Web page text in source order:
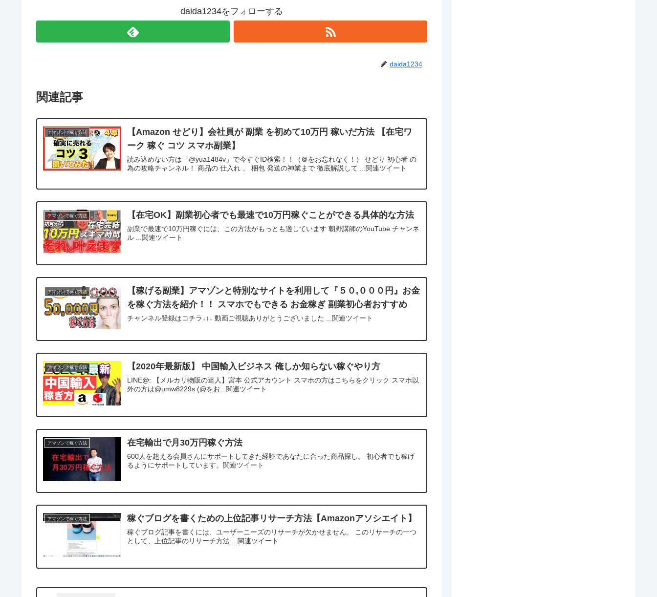
daida1234をフォローする
daida1234
関連記事
アマゾンで稼ぐ方法
【Amazon せどり】会社員が 副業 を初めて10万円 稼いだ方法 【在宅ワ
ーク 稼ぐ コツ スマホ副業】
読み込めない方は「@yua1484v」で今すぐID検索！！（＠をお忘れなく！） せどり 初心者 の
為の攻略チャンネル！ 商品の 仕入れ 、 梱包 発送の神業まで 徹底解説して ...関連ツイート
アマゾンで稼ぐ方法 【在宅OK】副業初心者でも最速で10万円稼ぐことができる具体的な方法
副業で最速で10万円稼ぐには、この方法がもっとも適しています 朝野講師のYouTube チャンネ
ル ...関連ツイート
アマゾンで稼ぐ方法
【稼げる副業】アマゾンと特別なサイトを利用して『５０,０００円』お金
を稼ぐ方法を紹介！！ スマホでもできる お金稼ぎ 副業初心者おすすめ
チャンネル登録はコチラ↓↓↓ 動画ご視聴ありがとうございました ...関連ツイート
アマゾンで稼ぐ方法 【2020年最新版】 中国輸入ビジネス 俺しか知らない稼ぐやり方
LINE@: 【メルカリ物販の達人】宮本 公式アカウント スマホの方はこちらをクリック スマホ以
外の方は@umw8229s (@をお...関連ツイート
アマゾンで稼ぐ方法 在宅輸出で月30万円稼ぐ方法
600人を超える会員さんにサポートしてきた経験であなたに合った商品探し。 初心者でも稼げ
るようにサポートしています。関連ツイート
アマゾンで稼ぐ方法 稼ぐブログを書くための上位記事リサーチ方法【Amazonアソシエイト】
稼ぐブログ記事を書くには、ユーザーニーズのリサーチが欠かせません。 このリサーチの一つ
として、上位記事のリサーチ方法 ...関連ツイート